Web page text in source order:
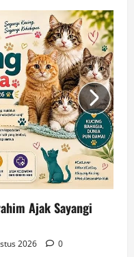
Ajak Sayangi
2026 0